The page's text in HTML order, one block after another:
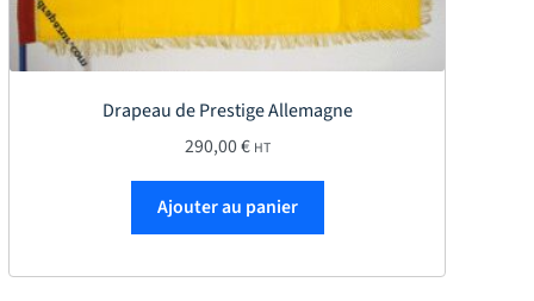
variations. Les options peuvent être choisies sur la page du
Drapeau de Prestige Allemagne
290,00€ HT
Ajouter au panier